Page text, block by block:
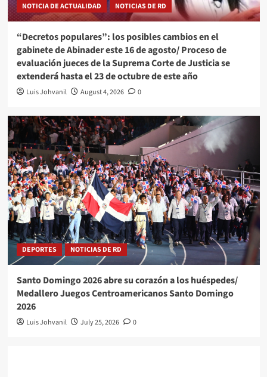
NOTICIA DE ACTUALIDAD NOTICIAS DE RD
“Decretos populares”: los posibles cambios en el
gabinete de Abinader este 16 de agosto/ Proceso de
evaluación jueces de la Suprema Corte de Justicia se
extenderá hasta el 23 de octubre de este año
Luis Johvanil August 4, 2026 0
DEPORTES NOTICIAS DE RD
Santo Domingo 2026 abre su corazón a los huéspedes/
Medallero Juegos Centroamericanos Santo Domingo
2026
Luis Johvanil July 25, 2026 0